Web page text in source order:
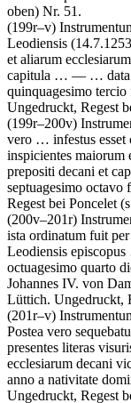
oben) Nr. 51.
(199r–v)
Leodiensis
et aliarum
capitula … — …
quinquagesimo
Ungedruckt, Regest
(199r–200v)
vero … infestus
inspicientes maiorum
prepositi decani et
septuagesimo octavo
Regest bei Poncelet
(200v–201r)
ista ordinatum fuit
Leodiensis episcopus
octuagesimo quarto
Johannes IV. von
Lüttich. Ungedruckt,
(201r–v)
Postea vero
presentes literas
ecclesiarum decani
anno a nativitate
Ungedruckt, Regest